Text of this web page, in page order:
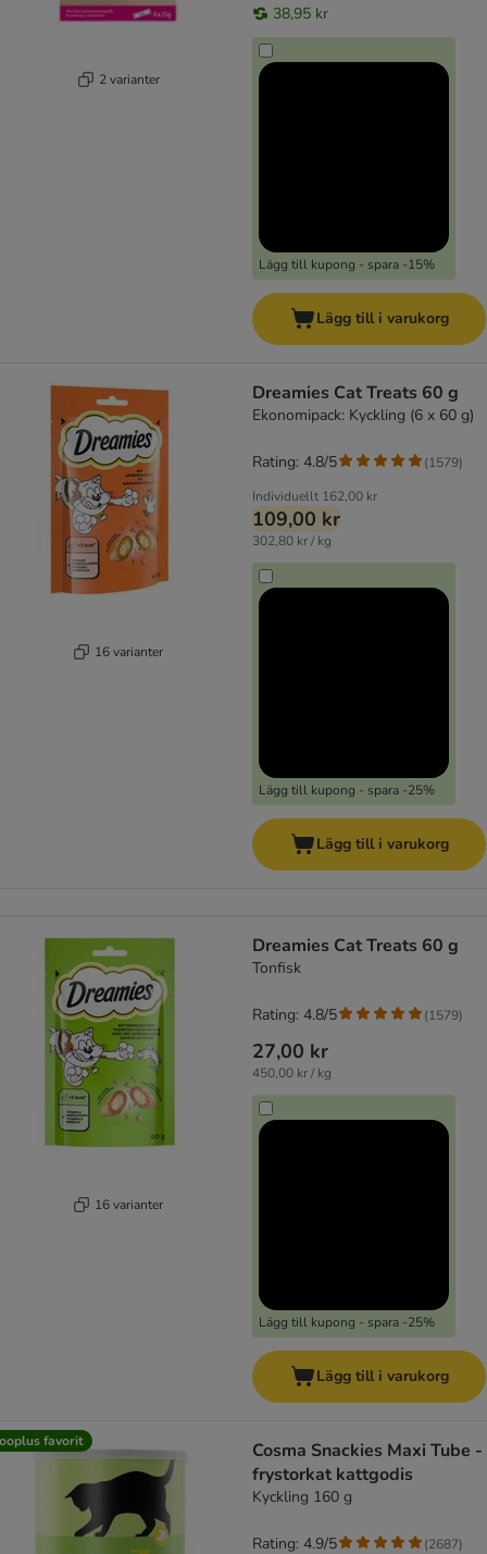
2 varianter
38,95 kr
Lägg till kupong - spara -15%
Lägg till i varukorg
16 varianter
Dreamies Cat Treats 60 g
Ekonomipack: Kyckling (6 x 60 g)
Individuellt 162,00 kr
109,00 kr
302,80 kr / kg
Lägg till kupong - spara -25%
Rating: 4.8/5 (1579)
Lägg till i varukorg
16 varianter
Dreamies Cat Treats 60 g
Tonfisk
27,00 kr
450,00 kr / kg
Lägg till kupong - spara -25%
Rating: 4.8/5 (1579)
Lägg till i varukorg
favorit
Cosma Snackies Maxi Tube -
frystorkat kattgodis
Kyckling 160 g
Rating: 4.9/5 (2687)